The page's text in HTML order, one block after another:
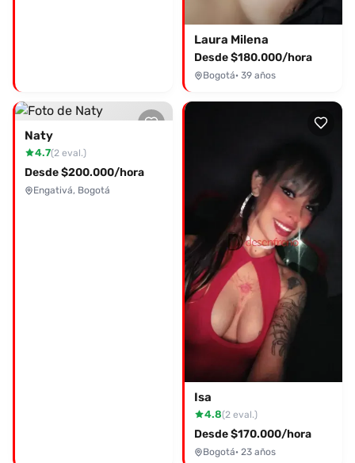
Laura Milena
Desde $180.000/hora
Bogotá· 39 años
Naty
4.7(2 eval.)
Desde $200.000/hora
Engativá, Bogotá
Isa
4.8(2 eval.)
Desde $170.000/hora
Bogotá· 23 años